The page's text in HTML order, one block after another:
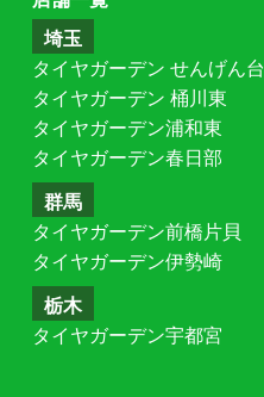
埼玉
タイヤガーデン せんげん台
タイヤガーデン 桶川東
タイヤガーデン浦和東
タイヤガーデン春日部
群馬
タイヤガーデン前橋片貝
タイヤガーデン伊勢崎
栃木
タイヤガーデン宇都宮